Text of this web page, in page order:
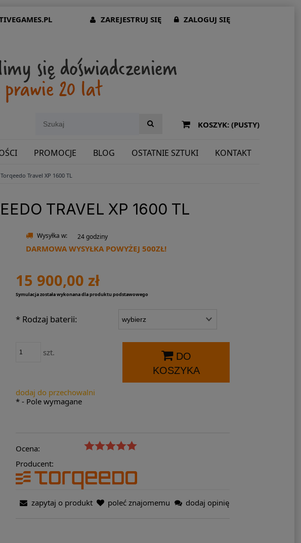
ZAREJESTRUJ SIĘ ZALOGUJ SIĘ
KOSZYK: (PUSTY)
PROMOCJE BLOG OSTATNIE SZTUKI KONTAKT
ŚLĄSKU!Travel XP 1600 TL
TRAVEL XP 1600 TL
Wysyłka w: 24 godziny
DARMOWA WYSYŁKA POWYŻEJ 500ZŁ!
15 900,00 zł
Symulacja została wykonana dla produktu podstawowego
*Rodzaj baterii:
szt.
DO
KOSZYKA
dodaj do przechowalni
*- Pole wymagane
Ocena:
Producent:
zapytaj o produkt poleć znajomemu dodaj opinię